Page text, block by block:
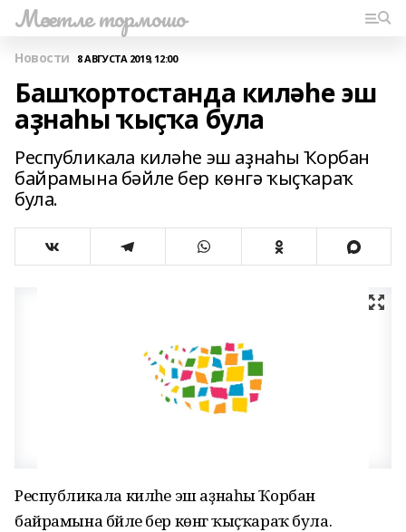
Мәсетле тормошо
Новости 8 АВГУСТА 2019, 12:00
Башҡортостанда киләһе эш
аҙнаһы ҡыҫҡа була
Республикала киләһе эш аҙнаһы Ҡорбан
байрамына бәйле бер көнгә ҡыҫҡараҡ
була.
Республикала киләһе эш аҙнаһы Ҡорбан
байрамына бәйле бер көнгә ҡыҫҡараҡ була.